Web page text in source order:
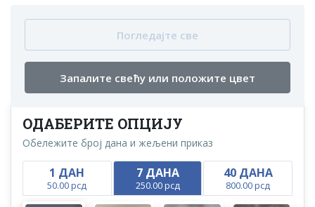
Погледајте све
Запалите свећу или положите цвет
ОДАБЕРИТЕ ОПЦИЈУ
Обележите број дана и жељени приказ
1 ДАН
50.00 рсд
7 ДАНА
250.00 рсд
40 ДАНА
800.00 рсд